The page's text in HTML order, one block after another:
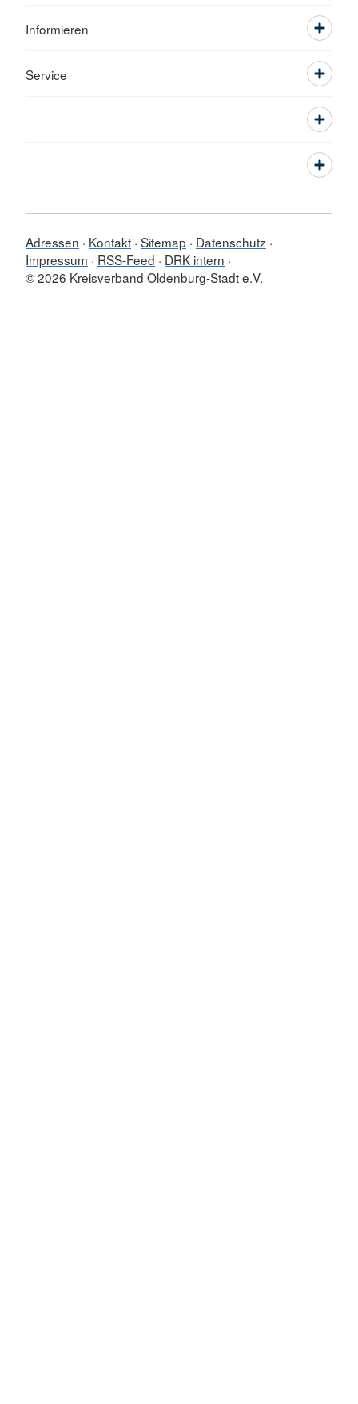
Informieren
Service
Adressen Kontakt Sitemap
Datenschutz
Impressum
RSS-Feed
DRK intern
© 2026 Kreisverband Oldenburg-Stadt e.V.